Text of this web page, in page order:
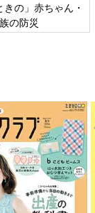
ましあったりで
ごと”を簡単に
きの」赤ちゃん・
の防災